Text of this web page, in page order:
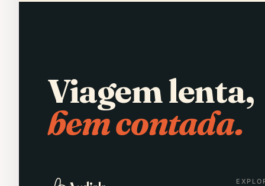
Viagem lenta,
bem contada.